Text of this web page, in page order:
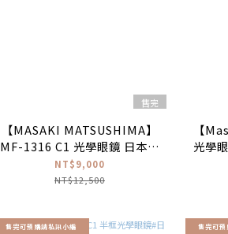
售完
【MASAKI MATSUSHIMA】
MF-1316 C1 光學眼鏡 日本製
鈦金屬
NT$9,000
NT$12,500
【
光學
售完可預購請私訊小編 售完可預